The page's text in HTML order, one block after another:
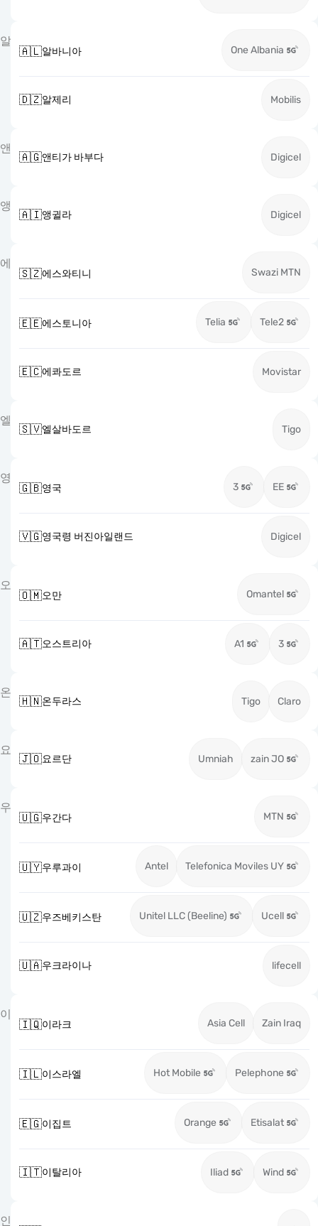
알
🇦🇱알바니아 One Albania
🇩🇿알제리 Mobilis
앤
🇦🇬앤티가 바부다 Digicel
앵
🇦🇮앵귈라 Digicel
에
🇸🇿에스와티니 Swazi MTN
🇪🇪에스토니아 Telia Tele2
🇪🇨에콰도르 Movistar
엘
🇸🇻엘살바도르 Tigo
영
🇬🇧영국 3 EE
🇻🇬영국령 버진아일랜드 Digicel
오
🇴🇲오만 Omantel
🇦🇹오스트리아 A1 3
온
🇭🇳온두라스 Tigo Claro
요
🇯🇴요르단 Umniah zain JO
우
🇺🇬우간다 MTN
🇺🇾우루과이 Antel Telefonica Moviles UY
🇺🇿우즈베키스탄 Unitel LLC (Beeline) Ucell
🇺🇦우크라이나 lifecell
이
🇮🇶이라크 Asia Cell Zain Iraq
🇮🇱이스라엘 Hot Mobile Pelephone
🇪🇬이집트 Orange Etisalat
🇮🇹이탈리아 Iliad Wind
인